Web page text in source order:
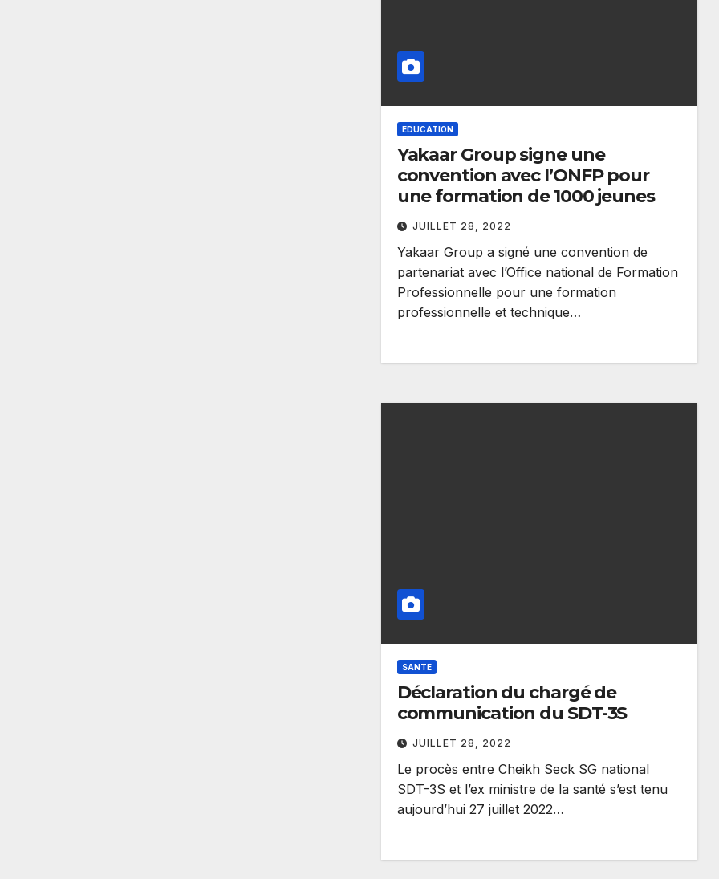
EDUCATION
Yakaar Group signe une
convention avec l’ONFP pour
une formation de 1000 jeunes
JUILLET 28, 2022
Yakaar Group a signé une convention de
partenariat avec l’Office national de Formation
Professionnelle pour une formation
professionnelle et technique…
SANTE
Déclaration du chargé de
communication du SDT-3S
JUILLET 28, 2022
Le procès entre Cheikh Seck SG national
SDT-3S et l’ex ministre de la santé s’est tenu
aujourd’hui 27 juillet 2022…